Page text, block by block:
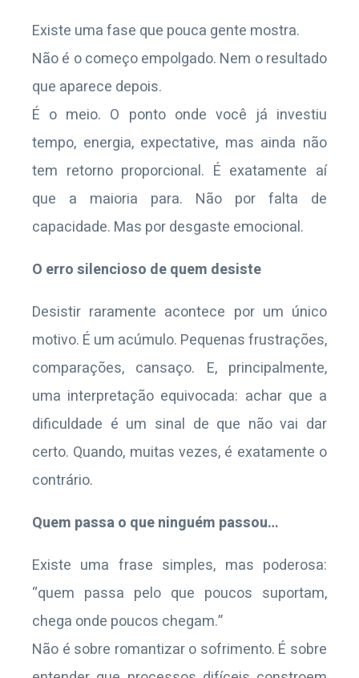
Existe uma fase que pouca gente mostra.
Não é o começo empolgado. Nem o resultado
que aparece depois.
É o meio. O ponto onde você já investiu
tempo, energia, expectative, mas ainda não
tem retorno proporcional. É exatamente aí
que a maioria para. Não por falta de
capacidade. Mas por desgaste emocional.
O erro silencioso de quem desiste
Desistir raramente acontece por um único
motivo. É um acúmulo. Pequenas frustrações,
comparações, cansaço. E, principalmente,
uma interpretação equivocada: achar que a
dificuldade é um sinal de que não vai dar
certo. Quando, muitas vezes, é exatamente o
contrário.
Quem passa o que ninguém passou…
Existe uma frase simples, mas poderosa:
“quem passa pelo que poucos suportam,
chega onde poucos chegam.”
Não é sobre romantizar o sofrimento. É sobre